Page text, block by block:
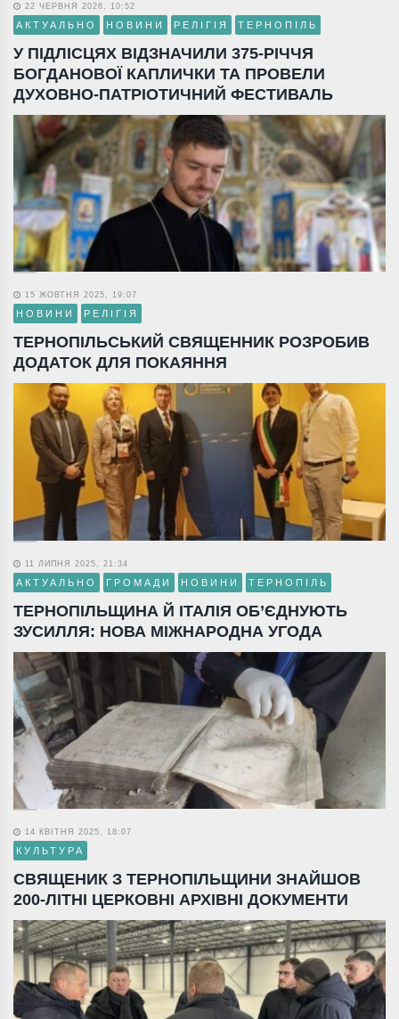
22 ЧЕРВНЯ 2026, 10:52
АКТУАЛЬНО НОВИНИ РЕЛІГІЯ ТЕРНОПІЛЬ
У ПІДЛІСЦЯХ ВІДЗНАЧИЛИ 375-РІЧЧЯ
БОГДАНОВОЇ КАПЛИЧКИ ТА ПРОВЕЛИ
ДУХОВНО-ПАТРІОТИЧНИЙ ФЕСТИВАЛЬ
15 ЖОВТНЯ 2025, 19:07
НОВИНИ РЕЛІГІЯ
ТЕРНОПІЛЬСЬКИЙ СВЯЩЕННИК РОЗРОБИВ
ДОДАТОК ДЛЯ ПОКАЯННЯ
11 ЛИПНЯ 2025, 21:34
АКТУАЛЬНО ГРОМАДИ НОВИНИ ТЕРНОПІЛЬ
ТЕРНОПІЛЬЩИНА Й ІТАЛІЯ ОБ’ЄДНУЮТЬ
ЗУСИЛЛЯ: НОВА МІЖНАРОДНА УГОДА
14 КВІТНЯ 2025, 18:07
КУЛЬТУРА
СВЯЩЕНИК З ТЕРНОПІЛЬЩИНИ ЗНАЙШОВ
200-ЛІТНІ ЦЕРКОВНІ АРХІВНІ ДОКУМЕНТИ